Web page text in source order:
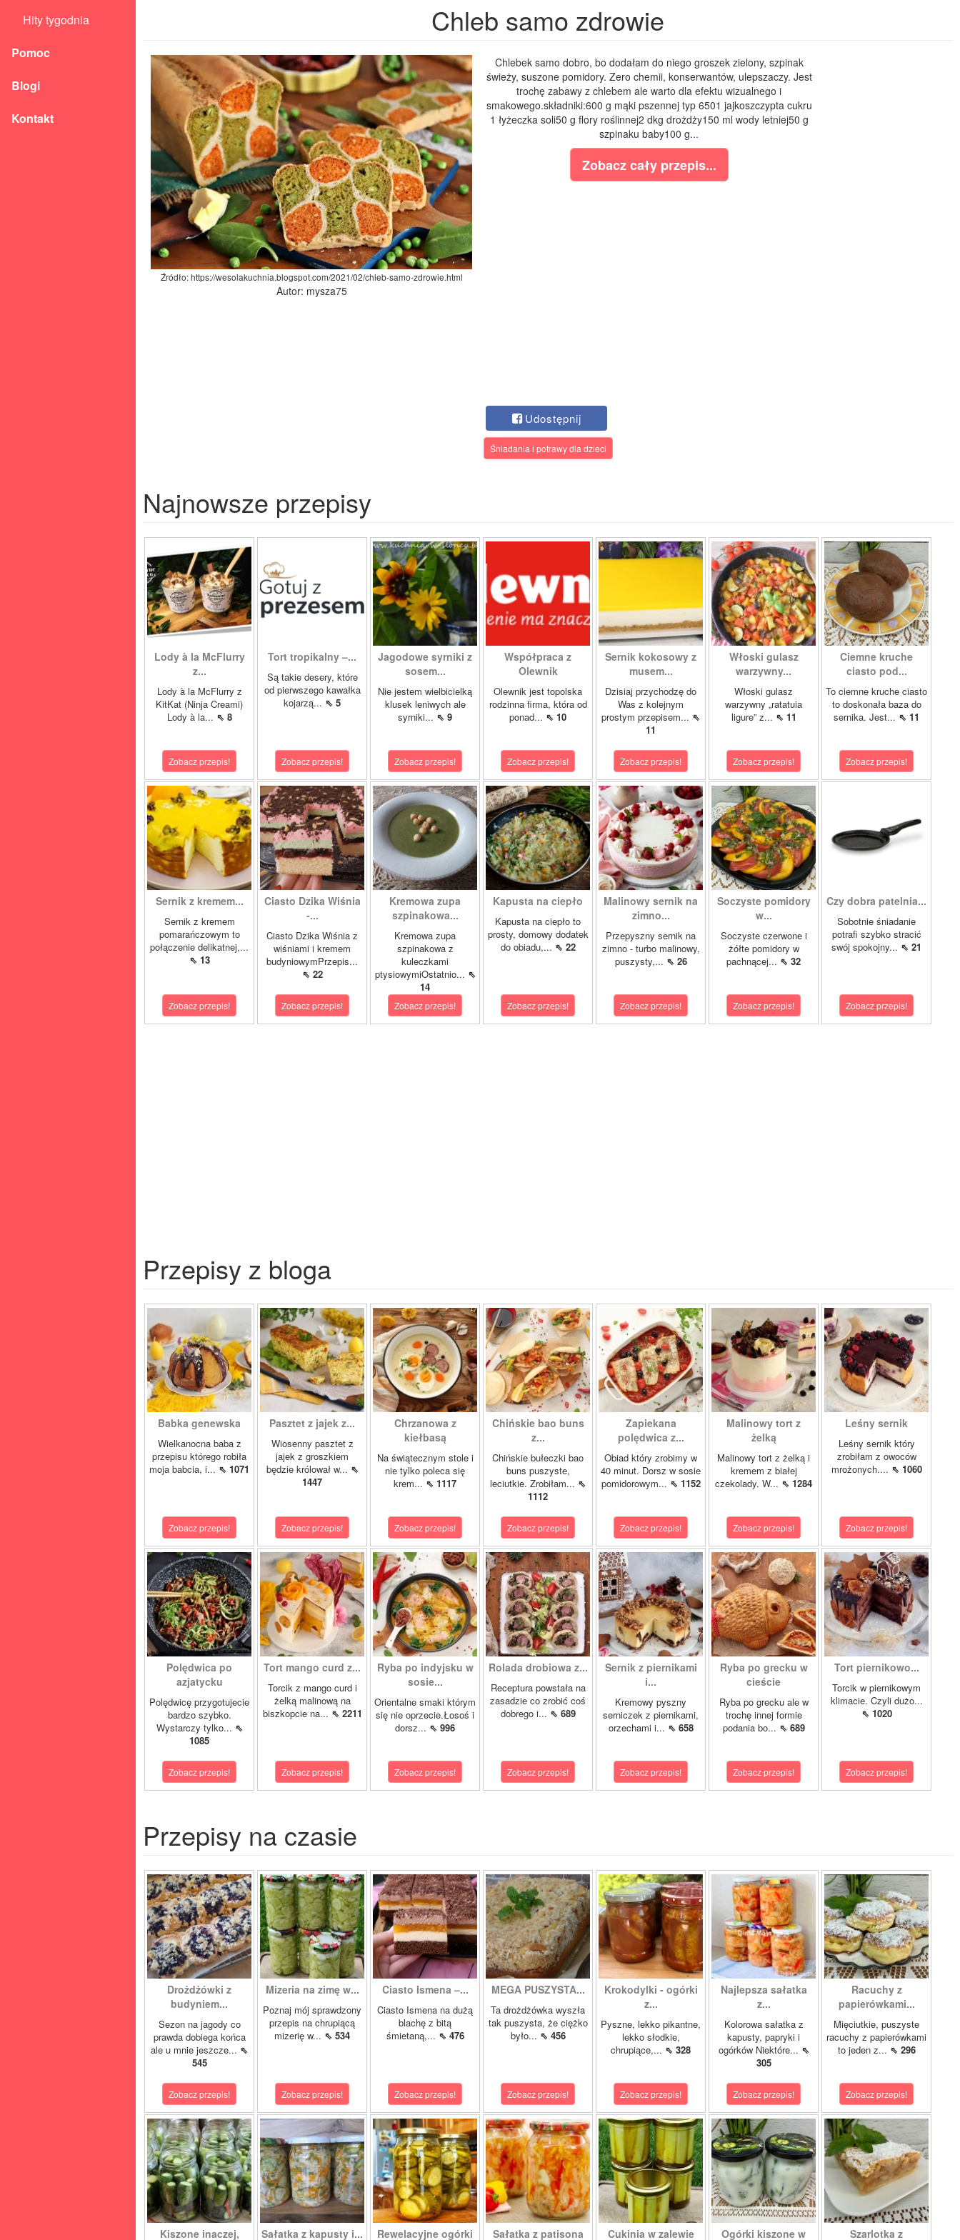
Hity tygodnia
Pomoc
Blogi
Kontakt
Chleb samo zdrowie
Źródło: https://wesolakuchnia.blogspot.com/2021/02/chleb-samo-zdrowie.html
Autor: mysza75
Chlebek samo dobro, bo dodałam do niego groszek zielony, szpinak
świeży, suszone pomidory. Zero chemii, konserwantów, ulepszaczy. Jest
trochę zabawy z chlebem ale warto dla efektu wizualnego i
smakowego.składniki:600 g mąki pszennej typ 6501 jajkoszczypta cukru
1 łyżeczka soli50 g flory roślinnej2 dkg drożdży150 ml wody letniej50 g
szpinaku baby100 g...
Zobacz cały przepis...
Udostępnij
Śniadania i potrawy dla dzieci
Najnowsze przepisy
Lody à la McFlurry
z...
Lody à la McFlurry z
KitKat (Ninja Creami)
Lody à la... ⇖ 8
Zobacz przepis!
Tort tropikalny –...
Są takie desery, które
od pierwszego kawałka
kojarzą... ⇖ 5
Zobacz przepis!
Jagodowe syrniki z
sosem...
Nie jestem wielbicielką
klusek leniwych ale
syrniki... ⇖ 9
Zobacz przepis!
Współpraca z
Olewnik
Olewnik jest topolska
rodzinna firma, która od
ponad... ⇖ 10
Zobacz przepis!
Sernik kokosowy z
musem...
Dzisiaj przychodzę do
Was z kolejnym
prostym przepisem... ⇖
11
Zobacz przepis!
Włoski gulasz
warzywny...
Włoski gulasz
warzywny „ratatuia
ligure” z... ⇖ 11
Zobacz przepis!
Ciemne kruche
ciasto pod...
To ciemne kruche ciasto
to doskonała baza do
sernika. Jest... ⇖ 11
Zobacz przepis!
Sernik z kremem...
Sernik z kremem
pomarańczowym to
połączenie delikatnej,...
⇖ 13
Zobacz przepis!
Ciasto Dzika Wiśnia
-...
Ciasto Dzika Wiśnia z
wiśniami i kremem
budyniowymPrzepis...
⇖ 22
Zobacz przepis!
Kremowa zupa
szpinakowa...
Kremowa zupa
szpinakowa z
kuleczkami
ptysiowymiOstatnio... ⇖
14
Zobacz przepis!
Kapusta na ciepło
Kapusta na ciepło to
prosty, domowy dodatek
do obiadu,... ⇖ 22
Zobacz przepis!
Malinowy sernik na
zimno...
Przepyszny sernik na
zimno - turbo malinowy,
puszysty,... ⇖ 26
Zobacz przepis!
Soczyste pomidory
w...
Soczyste czerwone i
żółte pomidory w
pachnącej... ⇖ 32
Zobacz przepis!
Czy dobra patelnia...
Sobotnie śniadanie
potrafi szybko stracić
swój spokojny... ⇖ 21
Zobacz przepis!
Przepisy z bloga
Babka genewska
Wielkanocna baba z
przepisu którego robiła
moja babcia, i... ⇖ 1071
Zobacz przepis!
Pasztet z jajek z...
Wiosenny pasztet z
jajek z groszkiem
będzie królował w... ⇖
1447
Zobacz przepis!
Chrzanowa z
kiełbasą
Na świątecznym stole i
nie tylko poleca się
krem... ⇖ 1117
Zobacz przepis!
Chińskie bao buns
z...
Chińskie bułeczki bao
buns puszyste,
leciutkie. Zrobiłam... ⇖
1112
Zobacz przepis!
Zapiekana
polędwica z...
Obiad który zrobimy w
40 minut. Dorsz w sosie
pomidorowym... ⇖ 1152
Zobacz przepis!
Malinowy tort z
żelką
Malinowy tort z żelką i
kremem z białej
czekolady. W... ⇖ 1284
Zobacz przepis!
Leśny sernik
Leśny sernik który
zrobiłam z owoców
mrożonych.... ⇖ 1060
Zobacz przepis!
Polędwica po
azjatycku
Polędwicę przygotujecie
bardzo szybko.
Wystarczy tylko... ⇖
1085
Zobacz przepis!
Tort mango curd z...
Torcik z mango curd i
żelką malinową na
biszkopcie na... ⇖ 2211
Zobacz przepis!
Ryba po indyjsku w
sosie...
Orientalne smaki którym
się nie oprzecie.Łosoś i
dorsz... ⇖ 996
Zobacz przepis!
Rolada drobiowa z...
Receptura powstała na
zasadzie co zrobić coś
dobrego i... ⇖ 689
Zobacz przepis!
Sernik z piernikami
i...
Kremowy pyszny
serniczek z piernikami,
orzechami i... ⇖ 658
Zobacz przepis!
Ryba po grecku w
cieście
Ryba po grecku ale w
trochę innej formie
podania bo... ⇖ 689
Zobacz przepis!
Tort piernikowo...
Torcik w piernikowym
klimacie. Czyli dużo...
⇖ 1020
Zobacz przepis!
Przepisy na czasie
Drożdżówki z
budyniem...
Sezon na jagody co
prawda dobiega końca
ale u mnie jeszcze... ⇖
545
Zobacz przepis!
Mizeria na zimę w...
Poznaj mój sprawdzony
przepis na chrupiącą
mizerię w... ⇖ 534
Zobacz przepis!
Ciasto Ismena –...
Ciasto Ismena na dużą
blachę z bitą
śmietaną,... ⇖ 476
Zobacz przepis!
MEGA PUSZYSTA...
Ta drożdżówka wyszła
tak puszysta, że ciężko
było... ⇖ 456
Zobacz przepis!
Krokodylki - ogórki
z...
Pyszne, lekko pikantne,
lekko słodkie,
chrupiące,... ⇖ 328
Zobacz przepis!
Najlepsza sałatka
z...
Kolorowa sałatka z
kapusty, papryki i
ogórków Niektóre... ⇖
305
Zobacz przepis!
Racuchy z
papierówkami...
Mięciutkie, puszyste
racuchy z papierówkami
to jeden z... ⇖ 296
Zobacz przepis!
Kiszone inaczej, Sałatka z kapusty i... Rewelacyjne ogórki Sałatka z patisona Cukinia w zalewie Ogórki kiszone w Szarlotka z